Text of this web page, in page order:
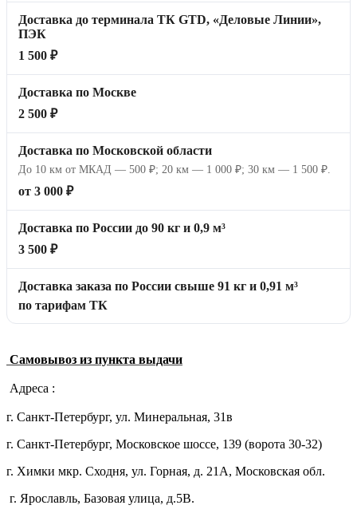
Доставка до терминала ТК GTD, «Деловые Линии»,
ПЭК
1 500 ₽
Доставка по Москве
2 500 ₽
Доставка по Московской области
До 10 км от МКАД — 500 ₽; 20 км — 1 000 ₽; 30 км — 1 500 ₽.
от 3 000 ₽
Доставка по России до 90 кг и 0,9 м³
3 500 ₽
Доставка заказа по России свыше 91 кг и 0,91 м³
по тарифам ТК
Самовывоз из пункта выдачи
Адреса :
г. Санкт-Петербург, ул. Минеральная, 31в
г. Санкт-Петербург, Московское шоссе, 139 (ворота 30-32)
г. Химки мкр. Сходня, ул. Горная, д. 21А, Московская обл.
г. Ярославль, Базовая улица, д.5В.